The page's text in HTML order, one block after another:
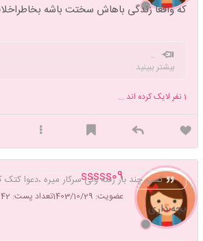
که واقعا زندگی باهاش سختت باشه
..
بیشتر ببینید
1نفر لایک کرده اند ...
sssss09
عضویت: 1403/10/29 تعداد پست: 1242
کمپ چند بار رفته ولی سرکار میره ،دعوا کتک
بچه داری